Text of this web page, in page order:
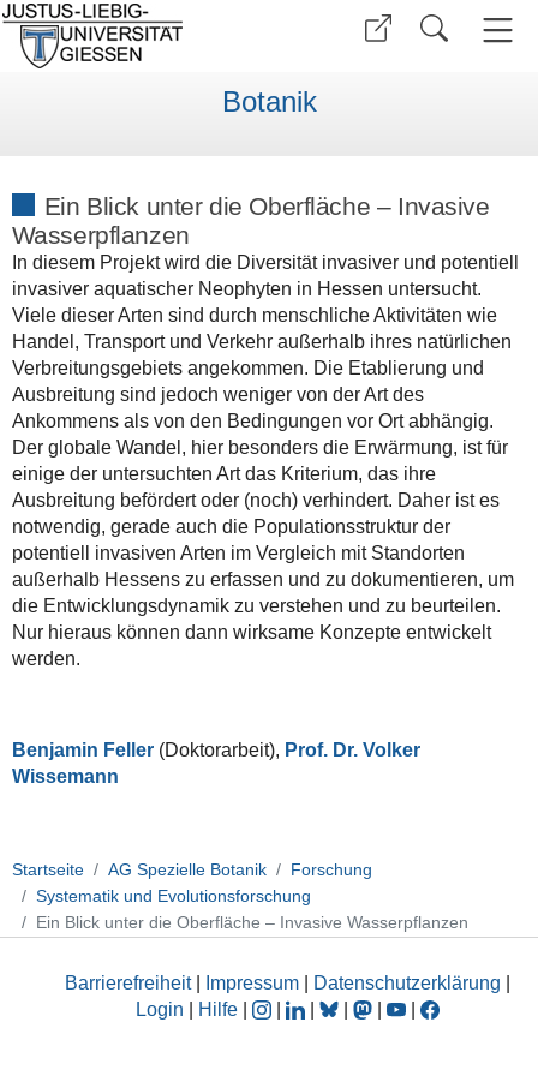
Botanik
Ein Blick unter die Oberfläche – Invasive
Wasserpflanzen
In diesem Projekt wird die Diversität invasiver und potentiell
invasiver aquatischer Neophyten in Hessen untersucht.
Viele dieser Arten sind durch menschliche Aktivitäten wie
Handel, Transport und Verkehr außerhalb ihres natürlichen
Verbreitungsgebiets angekommen. Die Etablierung und
Ausbreitung sind jedoch weniger von der Art des
Ankommens als von den Bedingungen vor Ort abhängig.
Der globale Wandel, hier besonders die Erwärmung, ist für
einige der untersuchten Art das Kriterium, das ihre
Ausbreitung befördert oder (noch) verhindert. Daher ist es
notwendig, gerade auch die Populationsstruktur der
potentiell invasiven Arten im Vergleich mit Standorten
außerhalb Hessens zu erfassen und zu dokumentieren, um
die Entwicklungsdynamik zu verstehen und zu beurteilen.
Nur hieraus können dann wirksame Konzepte entwickelt
werden.
Benjamin Feller(Doktorarbeit), Prof. Dr. Volker
Wissemann
Startseite AG Spezielle Botanik
Forschung
Systematik und Evolutionsforschung
Ein Blick unter die Oberfläche – Invasive Wasserpflanzen
Barrierefreiheit| Impressum Datenschutzerklärung
Login
Hilfe